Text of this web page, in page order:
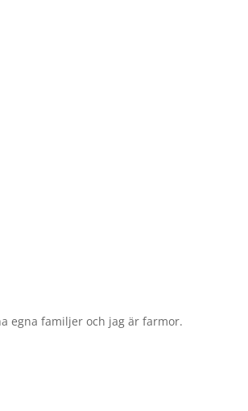
egna familjer och jag är farmor.